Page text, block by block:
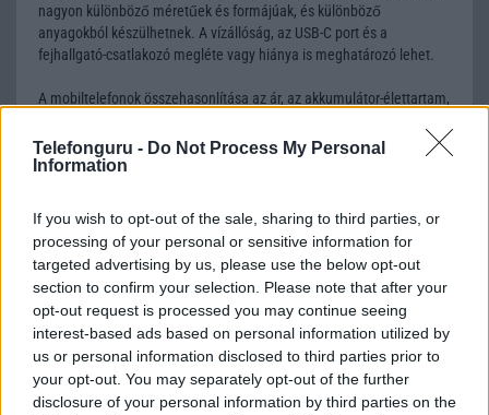
Telefonguru - Do Not Process My Personal
Information
If you wish to opt-out of the sale, sharing to third parties, or
processing of your personal or sensitive information for
targeted advertising by us, please use the below opt-out
section to confirm your selection. Please note that after your
opt-out request is processed you may continue seeing
interest-based ads based on personal information utilized by
us or personal information disclosed to third parties prior to
your opt-out. You may separately opt-out of the further
disclosure of your personal information by third parties on the
nagyon különböző méretűek és formájúak, és különböző
anyagokból készülhetnek. A vízállóság, az USB-C port és a
fejhallgató-csatlakozó megléte vagy hiánya is meghatározó lehet.
A mobiltelefonok összehasonlítása az ár, az akkumulátor-élettartam,
kialakítás szempontjából döntő fontosságú lehet. Ezek a
szempontok kritikusak ahhoz, hogy megtaláljuk azokat a
Végül azt is fontos tudni, hogy a mobiltelefonok összehasonlítása
során minden felhasználó egyéni preferenciákkal rendelkezik, így a
választásuk eltérhet. Azonban azok, akik számára fontos a nagyobb
kijelző, hosszabb üzemidő, hatékony
MOBILTELEFON MÁRKÁK